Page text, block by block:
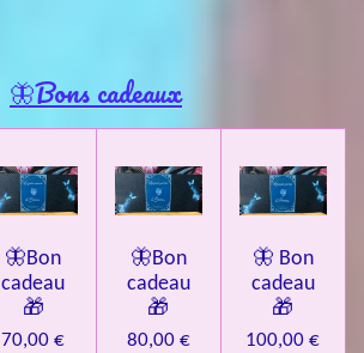
🦋Bons cadeaux
🦋Bon
cadeau
🎁
70,00 €
🦋Bon
cadeau
🎁
80,00 €
🦋 Bon
cadeau
🎁
100,00 €